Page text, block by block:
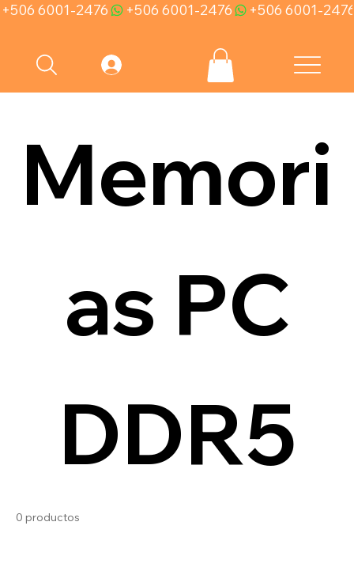
+506 6001-2476
Memori
as PC
DDR5
0 productos